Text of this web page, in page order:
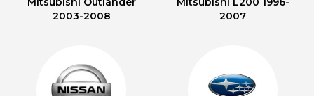
2003-2008
2007